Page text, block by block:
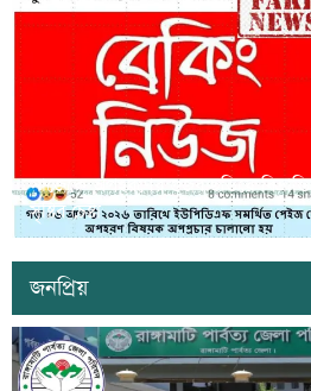
সাজেকে অপহরণের গুজব ছড়িয়ে বিভ্রান্তি
সৃষ্টির চেষ্টা
জনপ্রিয়